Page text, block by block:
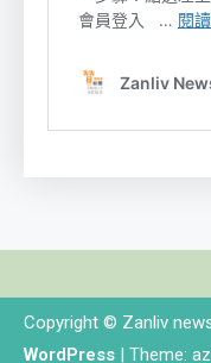
Copyright © Zanliv
WordPress | Theme: